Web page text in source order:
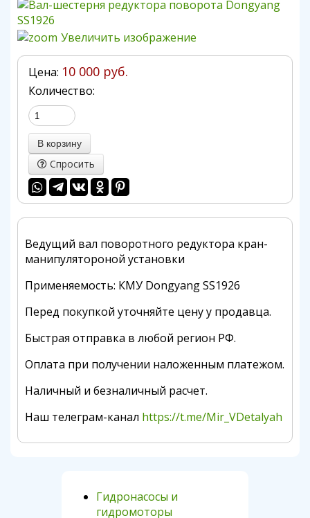
Увеличить изображение
Цена: 10 000 руб.
Количество:
Спросить
Ведущий вал поворотного редуктора кран-
манипулятороной установки
Применяемость: КМУ Dongyang SS1926
Перед покупкой уточняйте цену у продавца.
Быстрая отправка в любой регион РФ.
Оплата при получении наложенным платежом.
Наличный и безналичный расчет.
Наш телеграм-канал https://t.me/Mir_VDetalyah
Гидронасосы и
гидромоторы